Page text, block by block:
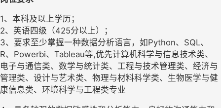
1、本科及以上学历；
2、英语四级（425分以上）；
3、要求至少掌握一种数据分析语言，如Python、SQL、
R、Powerbi、Tableau等,优先计算机科学与信息技术类、
电子与通信类、数学与统计类、工程与技术管理类、经济与
管理类、设计与艺术类、物理与材料科学类、生物医学与健
康信息类、环境科学与工程类专业